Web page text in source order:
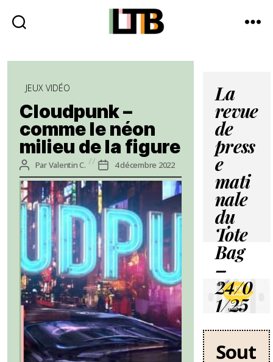
Tote
quotidienne
Catégories
JEUX VIDÉO
Cloudpunk –
comme le néon
milieu de la figure
Auteur
de
l’article
ParValentin C.
Date
de
l’article
4 décembre 2022
La
revue
de
press
e
mati
nale
du
Tote
Bag
–
24/0
1/25
La
question
des
Sout